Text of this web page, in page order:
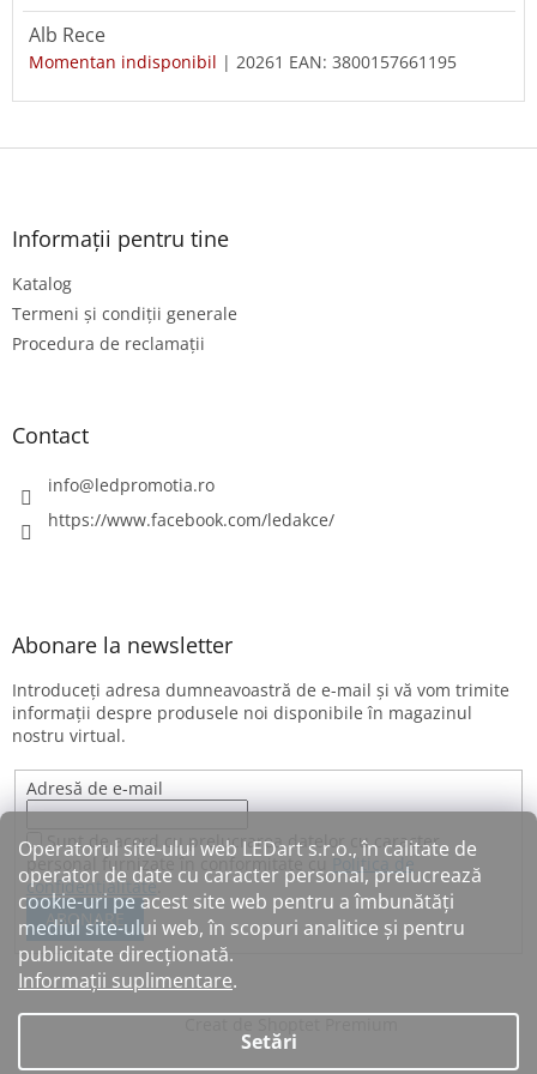
Operatorul site-ului web LEDart s.r.o., în calitate de
operator de date cu caracter personal, prelucrează
cookie-uri pe acest site web pentru a îmbunătăți
mediul site-ului web, în scopuri analitice și pentru
publicitate direcționată.
Informații suplimentare.
Setări
Alb Rece
Momentan indisponibil | 20261 EAN: 3800157661195
S
Informații pentru tine
Katalog
Termeni și condiții generale
Procedura de reclamații
Contact
info@ledpromotia.ro
https://www.facebook.com/ledakce/
Abonare la newsletter
Introduceţi adresa dumneavoastră de e-mail şi vă vom trimite
informaţii despre produsele noi disponibile în magazinul
nostru virtual.
Adresă de e-mail
Sunt de acord cu prelucrarea datelor cu caracter
personal furnizate în conformitate cu Politica de
confidențialitate.
ABONARE